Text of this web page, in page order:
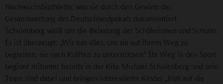
Nachwuchsbiathletin, was sie durch den Gewinn der
Gesamtwertung des Deutschlandpokals dokumentiert.
Schulenberg weiß um die Belastung der Schülerinnen und Schüler.
Er ist überzeugt: „Wir tun alles, um sie auf ihrem Weg zu
begleiten, sie nach Kräften zu unterstützen.“ Ihr Weg in den Sport
beginnt mitunter bereits in der Kita. Michael Schulenberg und sein
Team sind dabei und bringen interessierte Kinder „früh auf die